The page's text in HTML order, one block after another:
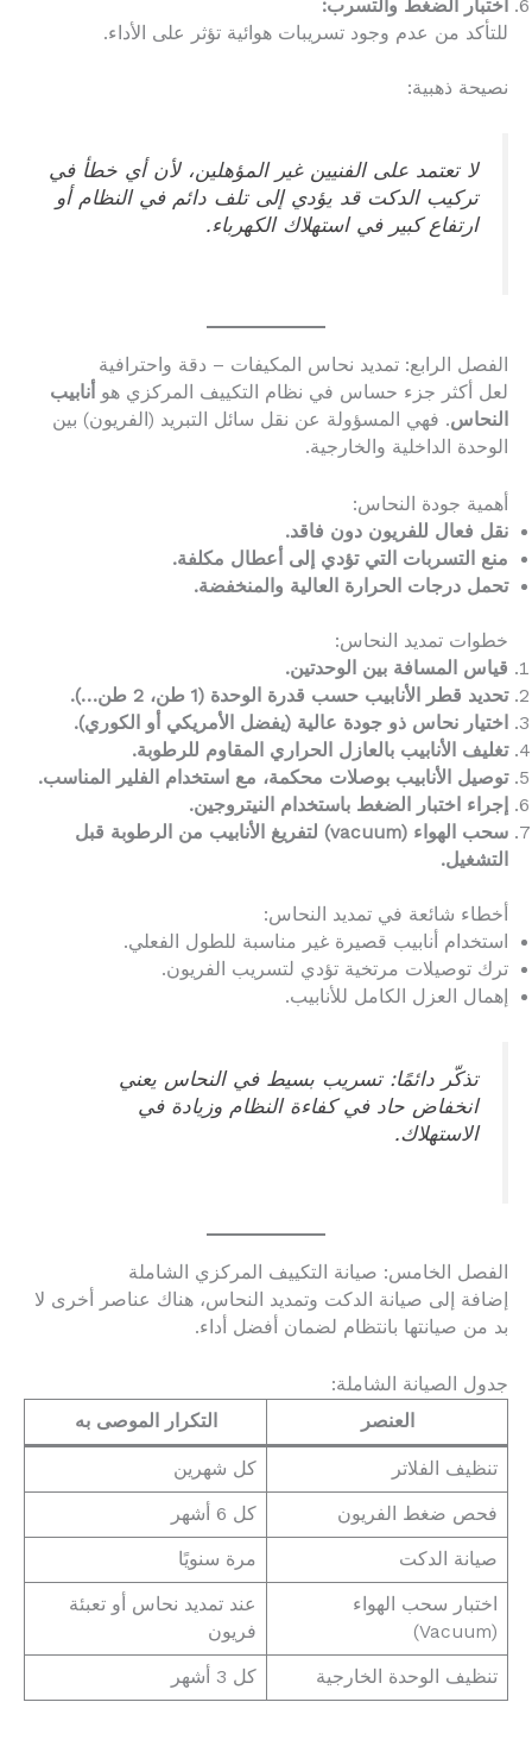
اختبار الضغط والتسرب:
للتأكد من عدم وجود تسريبات هوائية تؤثر على الأداء.
نصيحة ذهبية:
لا تعتمد على الفنيين غير المؤهلين، لأن أي خطأ في
تركيب الدكت قد يؤدي إلى تلف دائم في النظام أو
ارتفاع كبير في استهلاك الكهرباء.
الفصل الرابع: تمديد نحاس المكيفات – دقة واحترافية
لعل أكثر جزء حساس في نظام التكييف المركزي هو أنابيب
النحاس. فهي المسؤولة عن نقل سائل التبريد (الفريون) بين
الوحدة الداخلية والخارجية.
أهمية جودة النحاس:
نقل فعال للفريون دون فاقد.
منع التسربات التي تؤدي إلى أعطال مكلفة.
تحمل درجات الحرارة العالية والمنخفضة.
خطوات تمديد النحاس:
قياس المسافة بين الوحدتين.
تحديد قطر الأنابيب حسب قدرة الوحدة (1 طن، 2 طن…).
اختيار نحاس ذو جودة عالية (يفضل الأمريكي أو الكوري).
تغليف الأنابيب بالعازل الحراري المقاوم للرطوبة.
توصيل الأنابيب بوصلات محكمة، مع استخدام الفلير المناسب.
إجراء اختبار الضغط باستخدام النيتروجين.
سحب الهواء (vacuum) لتفريغ الأنابيب من الرطوبة قبل
التشغيل.
أخطاء شائعة في تمديد النحاس:
استخدام أنابيب قصيرة غير مناسبة للطول الفعلي.
ترك توصيلات مرتخية تؤدي لتسريب الفريون.
إهمال العزل الكامل للأنابيب.
تذكّر دائمًا: تسريب بسيط في النحاس يعني
انخفاض حاد في كفاءة النظام وزيادة في
الاستهلاك.
الفصل الخامس: صيانة التكييف المركزي الشاملة
إضافة إلى صيانة الدكت وتمديد النحاس، هناك عناصر أخرى لا
بد من صيانتها بانتظام لضمان أفضل أداء.
جدول الصيانة الشاملة:
العنصر
التكرار الموصى به
تنظيف الفلاتر كل شهرين
فحص ضغط الفريون كل 6 أشهر
صيانة الدكت مرة سنويًا
اختبار سحب الهواء
(Vacuum)
عند تمديد نحاس أو تعبئة
فريون
تنظيف الوحدة الخارجية كل 3 أشهر